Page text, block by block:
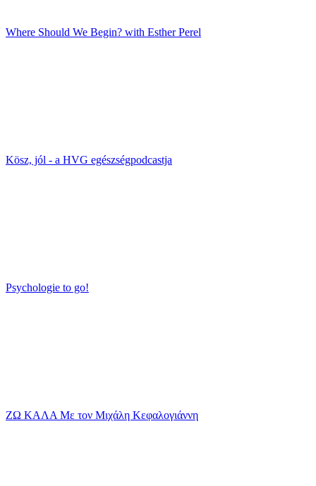
Where Should We Begin? with Esther Perel
Kösz, jól - a HVG egészségpodcastja
Psychologie to go!
ΖΩ ΚΑΛΑ Με τον Μιχάλη Κεφαλογιάννη